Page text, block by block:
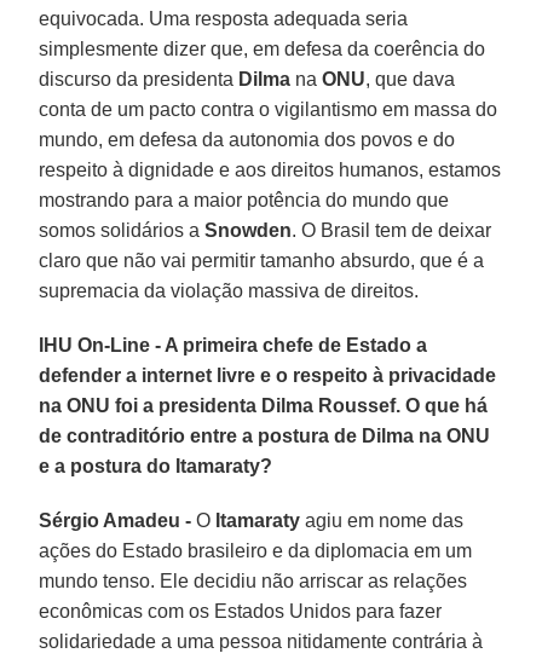
equivocada. Uma resposta adequada seria
simplesmente dizer que, em defesa da coerência do
discurso da presidenta Dilma naONU, que dava
conta de um pacto contra o vigilantismo em massa do
mundo, em defesa da autonomia dos povos e do
respeito à dignidade e aos direitos humanos, estamos
mostrando para a maior potência do mundo que
somos solidários aSnowden. O Brasil tem de deixar
claro que não vai permitir tamanho absurdo, que é a
supremacia da violação massiva de direitos.
IHU On-Line - A primeira chefe de Estado a
defender a internet livre e o respeito à privacidade
na ONU foi a presidenta Dilma Roussef. O que há
de contraditório entre a postura de Dilma na ONU
e a postura do Itamaraty?
Sérgio Amadeu - O Itamaraty agiu em nome das
ações do Estado brasileiro e da diplomacia em um
mundo tenso. Ele decidiu não arriscar as relações
econômicas com os Estados Unidos para fazer
solidariedade a uma pessoa nitidamente contrária à